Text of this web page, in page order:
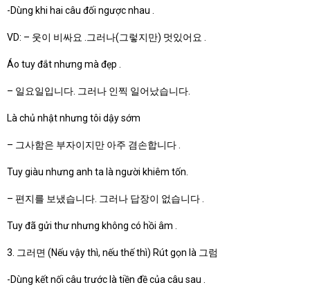
-Dùng khi hai câu đối ngược nhau .
VD: – 웃이 비싸요 .그러나(그렇지만) 멋있어요 .
Áo tuy đắt nhưng mà đẹp .
– 일요일입니다. 그러나 인찍 일어났습니다.
Là chủ nhật nhưng tôi dậy sớm
– 그사함은 부자이지만 아주 겸손합니다 .
Tuy giàu nhưng anh ta là người khiêm tốn.
– 편지를 보냈습니다. 그러나 답장이 없습니다 .
Tuy đã gửi thư nhưng không có hồi âm .
3. 그러면 (Nếu vậy thì, nếu thế thì) Rút gọn là 그럼
-Dùng kết nối câu trước là tiền đề của câu sau .